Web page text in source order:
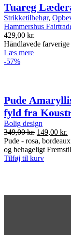
Tuareg
Strikketilbehør,
Hammershus
429,00 kr.
Håndlavede
Læs mere
-57%
Pude
fyld fra
Bolig design
349,00kr. Oprindelig
pris
var:
349,00 kr..
149,00 kr.
Pude - rosa,
og behageligt
Tilføj til kurv